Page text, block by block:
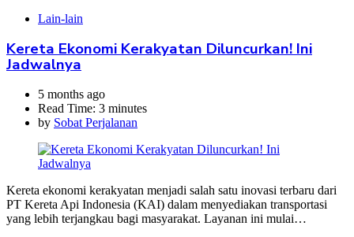
Lain-lain
Kereta Ekonomi Kerakyatan Diluncurkan! Ini
Jadwalnya
5 months ago
Read Time: 3 minutes
by Sobat Perjalanan
Kereta ekonomi kerakyatan menjadi salah satu inovasi terbaru dari
PT Kereta Api Indonesia (KAI) dalam menyediakan transportasi
yang lebih terjangkau bagi masyarakat. Layanan ini mulai…